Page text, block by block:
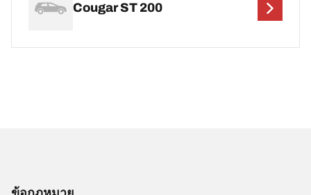
Cougar ST 200